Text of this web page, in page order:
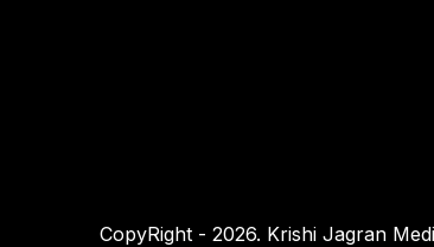
CopyRight - 2026. Krishi Jagran